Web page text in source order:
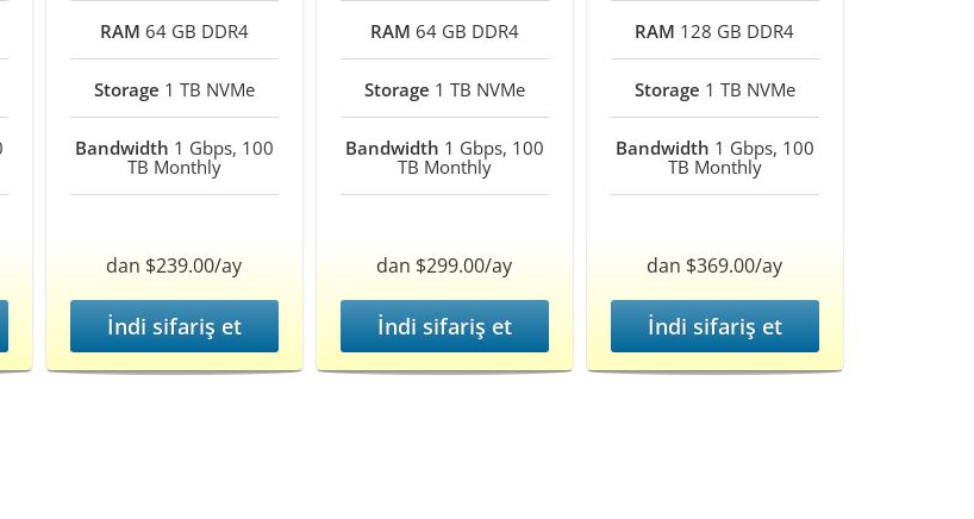
RAM 64 GB DDR4
Storage 1 TB NVMe
Bandwidth 1 Gbps, 100
TB Monthly
dan $239.00/ay
İndi sifariş et
RAM 64 GB DDR4
Storage 1 TB NVMe
Bandwidth 1 Gbps, 100
TB Monthly
dan $299.00/ay
İndi sifariş et
RAM 128 GB DDR4
Storage 1 TB NVMe
Bandwidth 1 Gbps, 100
TB Monthly
dan $369.00/ay
İndi sifariş et